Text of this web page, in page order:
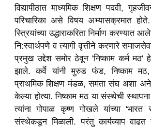
विद्यापीठात माध्यमिक शिक्षण पदवी,
परिचारिका असे विषय अभ्यासक्रमात
स्त्रियांच्या उद्धाराकरिता निर्माण करण्यात
नि:स्वार्थपणे व त्यागी वृत्तीने करणारे
प्रमुख उद्देश समोर ठेवून 'निष्काम कर्म मठ' हे
झाले. कर्वे यांनी मुरुड फंड, निष्काम मठ,
प्राथमिक शिक्षण मंडळ, समता संघ अशा
केल्या होत्या. निष्काम मठ या संस्थेची
त्यांना गोपाळ कृष्ण गोखले यांच्या
संस्थेकडून मिळाली. परंतु कार्यव्याप वाढत